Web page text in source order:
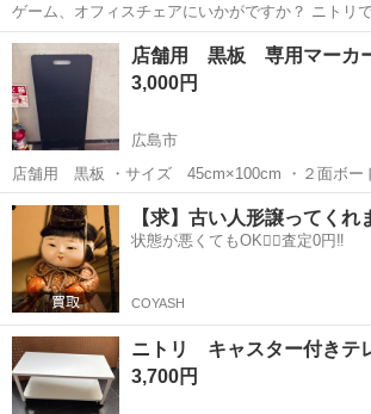
ゲーム、オフィスチェアにいかがですか？ ニトリ
広島 三原市 三原駅 オフィス用家具
店舗用 黒板 専用マーカ
3,000円
広島市
店舗用 黒板 ・サイズ 45cm×100cm ・２面ボー
あり、専用クリーナーでキレイになると思います
（使用していたもの）をサービス ※取引詳細はプロフィールをご確認
ください。
広島 広島市 オフィス用家具
【求】古い人形譲ってくれ
状態が悪くてもOK🙆‍♀️査定0円‼️
COYASH
ニトリ キャスター付きテ
3,700円